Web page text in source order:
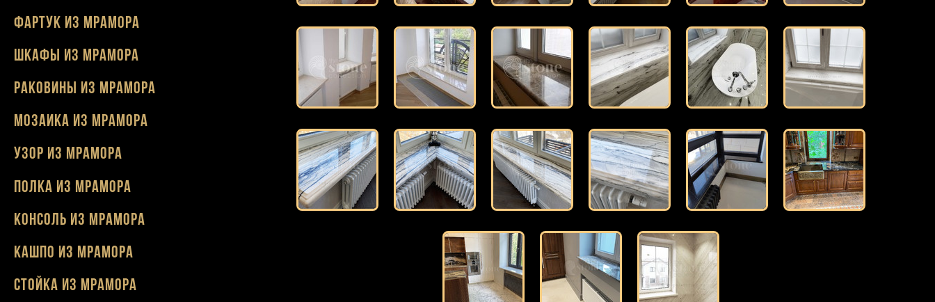
Фартук из мрамора
Шкафы из мрамора
Раковины из мрамора
Мозаика из мрамора
Узор из мрамора
Полка из мрамора
Консоль из мрамора
Кашпо из мрамора
Стойка из мрамора